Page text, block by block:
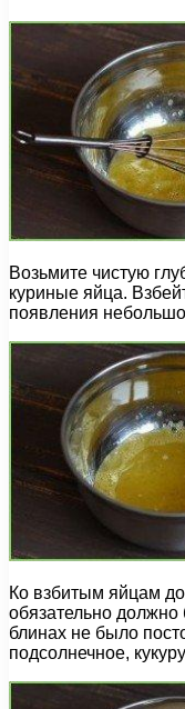
Возьмите чистую
куриные яйца.
появления
Ко взбитым яйцам
обязательно
блинах не было
подсолнечное,